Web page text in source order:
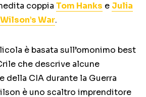
coppia Tom Hanks e Julia
War.
è basata sull’omonimo best
che descrive alcune
della CIA durante la Guerra
è uno scaltro imprenditore